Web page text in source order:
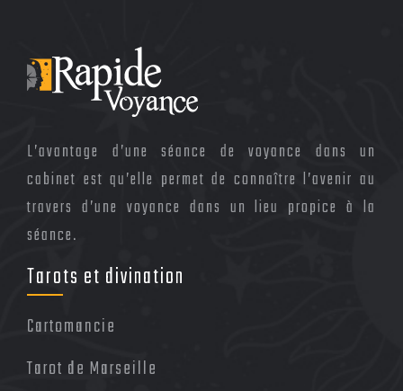
L’avantage d’une séance de voyance dans un
cabinet est qu’elle permet de connaître l’avenir au
travers d’une voyance dans un lieu propice à la
séance.
Tarots et divination
Cartomancie
Tarot de Marseille